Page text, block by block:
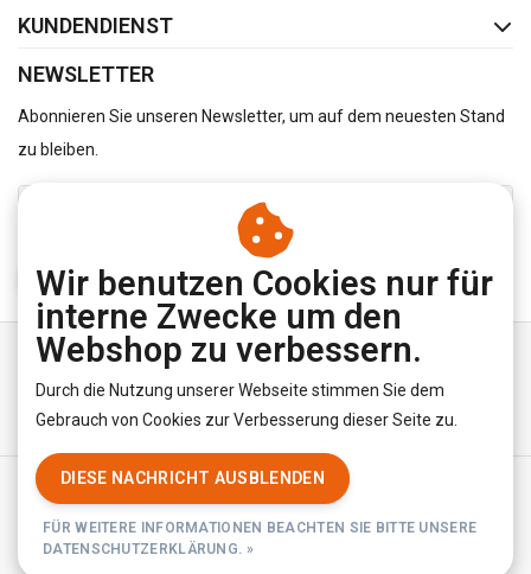
KUNDENDIENST
NEWSLETTER
Abonnieren Sie unseren Newsletter, um auf dem neuesten Stand
zu bleiben.
ABONNIEREN
Allgemeine Geschäftsbedingungen Privacy Policy
© Copyright 2026 - YourUnderwearStore | Realisatie InStijl Media
Wir benutzen Cookies nur für
interne Zwecke um den
Webshop zu verbessern.
Durch die Nutzung unserer Webseite stimmen Sie dem
Gebrauch von Cookies zur Verbesserung dieser Seite zu.
DIESE NACHRICHT AUSBLENDEN
FÜR WEITERE INFORMATIONEN BEACHTEN SIE BITTE UNSERE
DATENSCHUTZERKLÄRUNG. »